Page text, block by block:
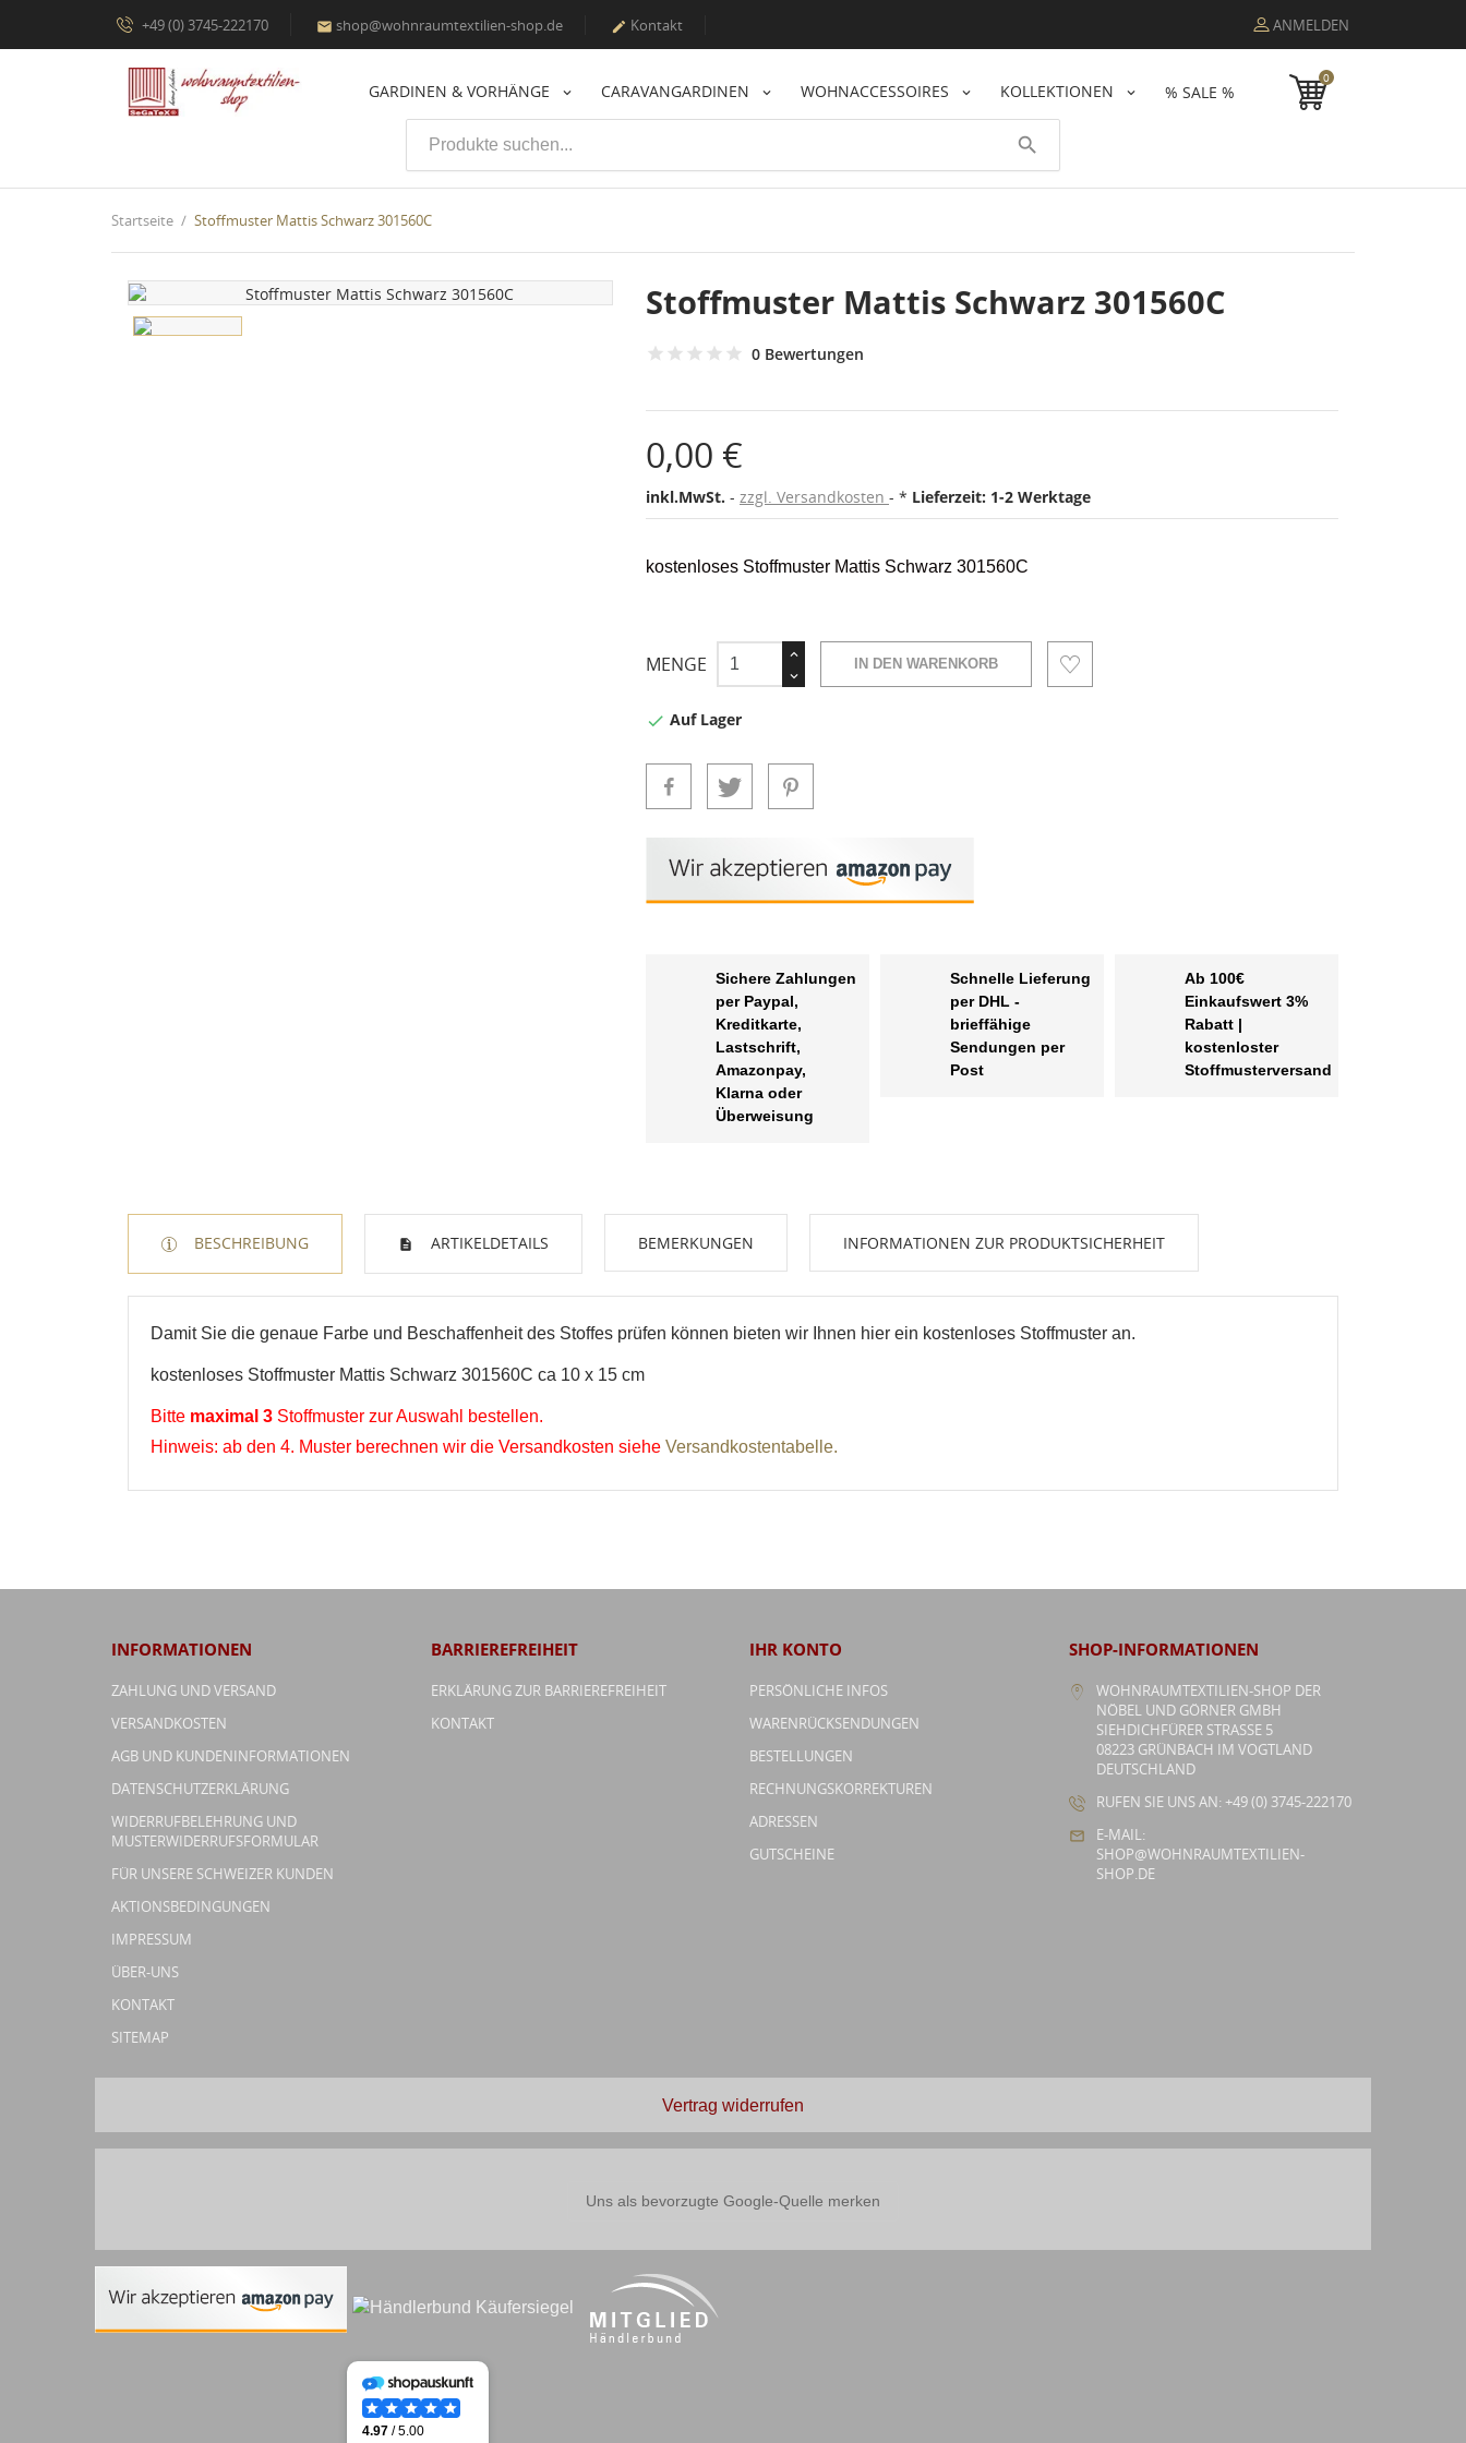
+49 (0) 3745-222170  shop@wohnraumtextilien-shop.de  Kontakt ANMELDEN
GARDINEN & VORHÄNGE CARAVANGARDINEN WOHNACCESSOIRES KOLLEKTIONEN % SALE %
0
search
Startseite Stoffmuster Mattis Schwarz 301560C
Stoffmuster Mattis Schwarz 301560C
0 Bewertungen
0,00 €
inkl.MwSt. zzgl. Versandkosten * Lieferzeit: 1-2 Werktage
kostenloses Stoffmuster Mattis Schwarz 301560C
MENGE IN DEN WARENKORB
 Auf Lager
Sichere Zahlungen
per Paypal,
Kreditkarte,
Lastschrift,
Amazonpay,
Klarna oder
Überweisung
Schnelle Lieferung
per DHL -
brieffähige
Sendungen per
Post
Ab 100€
Einkaufswert 3%
Rabatt |
kostenloster
Stoffmusterversand
BESCHREIBUNG ARTIKELDETAILS BEMERKUNGEN INFORMATIONEN ZUR PRODUKTSICHERHEIT
Damit Sie die genaue Farbe und Beschaffenheit des Stoffes prüfen können bieten wir Ihnen hier ein kostenloses Stoffmuster an.
kostenloses Stoffmuster Mattis Schwarz 301560C ca 10 x 15 cm
Bitte maximal 3 Stoffmuster zur Auswahl bestellen.
Hinweis: ab den 4. Muster berechnen wir die Versandkosten siehe Versandkostentabelle.
INFORMATIONEN
ZAHLUNG UND VERSAND
VERSANDKOSTEN
AGB UND KUNDENINFORMATIONEN
DATENSCHUTZERKLÄRUNG
WIDERRUFBELEHRUNG UND
MUSTERWIDERRUFSFORMULAR
FÜR UNSERE SCHWEIZER KUNDEN
AKTIONSBEDINGUNGEN
IMPRESSUM
ÜBER-UNS
KONTAKT
SITEMAP
BARRIEREFREIHEIT
ERKLÄRUNG ZUR BARRIEREFREIHEIT
KONTAKT
IHR KONTO
PERSÖNLICHE INFOS
WARENRÜCKSENDUNGEN
BESTELLUNGEN
RECHNUNGSKORREKTUREN
ADRESSEN
GUTSCHEINE
SHOP-INFORMATIONEN
WOHNRAUMTEXTILIEN-SHOP DER
NÖBEL UND GÖRNER GMBH
SIEHDICHFÜRER STRASSE 5
08223 GRÜNBACH IM VOGTLAND
DEUTSCHLAND
RUFEN SIE UNS AN: +49 (0) 3745-222170
E-MAIL:
SHOP@WOHNRAUMTEXTILIEN-
SHOP.DE
add_circle_outline Neue Liste anlegen
WUNSCHLISTE ERSTELLEN
Name der Wunschliste
ANMELDEN
Abbrechen
Vertrag widerrufen
Uns als bevorzugte Google-Quelle merken